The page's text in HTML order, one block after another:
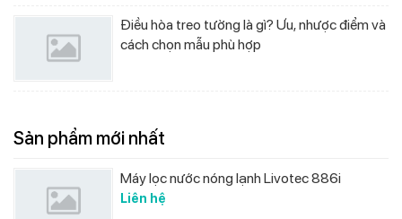
Điều hòa treo tường là gì? Ưu, nhược điểm và
cách chọn mẫu phù hợp
Sản phẩm mới nhất
Máy lọc nước nóng lạnh Livotec 886i
Liên hệ